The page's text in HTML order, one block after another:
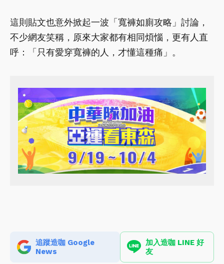
這則貼文也意外掀起一波「寬褲如廁攻略」討論，
不少網友笑稱，原來大家都有相同煩惱，更有人直
呼：「只有愛穿寬褲的人，才懂這種痛」。
追蹤造咖 Google
News
加入造咖 LINE 好
友